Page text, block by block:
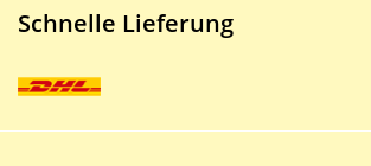
Schnelle Lieferung